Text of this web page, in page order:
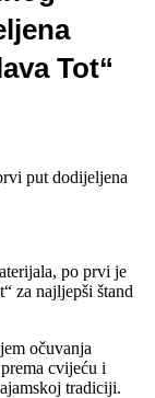
Tot“
put dodijeljena
po prvi je
za najljepši štand
očuvanja
cvijeću i
tradiciji.